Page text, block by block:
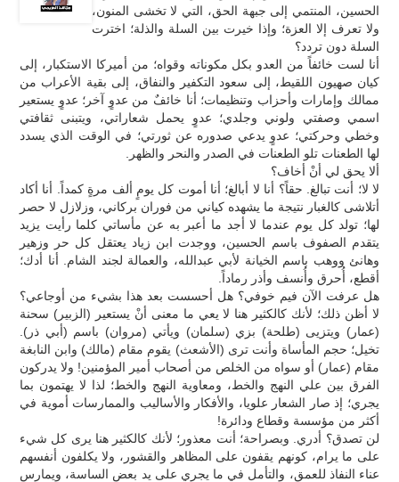
الحسين، المنتمي إلى جبهة الحق، التي لا تخشى المنون،
ولا تعرف إلا العزة؛ وإذا خيرت بين السلة والذلة؛ اخترت
السلة دون تردد؟
أنا لست خائفاً من العدو بكل مكوناته وقواه؛ من أميركا الاستكبار، إلى
كيان صهيون اللقيط، إلى سعود التكفير والنفاق، إلى بقية الأعراب من
ممالك وإمارات وأحزاب وتنظيمات؛ أنا خائفٌ من عدوٍ آخر؛ عدوٍ يستعير
اسمي وصفتي ولوني وجلدي؛ عدوٍ يحمل شعاراتي، ويتبنى ثقافتي
وخطي وحركتي؛ عدوٍ يدعي صدوره عن ثورتي؛ في الوقت الذي يسدد
لها الطعنات تلو الطعنات في الصدر والنحر والظهر.
ألا يحق لي أنْ أخاف؟
لا لا؛ أنت تبالغ. حقاً؟ أنا لا أبالغ؛ أنا أموت كل يومٍ ألف مرةٍ كمداً. أنا أكاد
أتلاشى كالغبار نتيجة ما يشهده كياني من فوران بركاني، وزلازل لا حصر
لها؛ تولد كل يوم عندما لا أجد ما أعبر به عن مأساتي كلما رأيت يزيد
يتقدم الصفوف باسم الحسين، ووجدت ابن زياد يعتقل كل حر وزهير
وهانئ ووهب باسم الخيانة لأبي عبدالله، والعمالة لجند الشام. أنا أدك؛
أقطع، أُحرق وأُنسف وأذر رماداً.
هل عرفت الآن فيم خوفي؟ هل أحسست بعد هذا بشيء من أوجاعي؟
لا أظن ذلك؛ لأنك كالكثير هنا لا يعي ما معنى أنْ يستعير (الزبير) سحنة
(عمار) ويتزيى (طلحة) بزي (سلمان) ويأتي (مروان) باسم (أبي ذر).
تخيل؛ حجم المأساة وأنت ترى (الأشعث) يقوم مقام (مالك) وابن النابغة
مقام (عمار) أو سواه من الخلص من أصحاب أمير المؤمنين! ولا يدركون
الفرق بين علي النهج والخط، ومعاوية النهج والخط؛ لذا لا يهتمون بما
يجري؛ إذ صار الشعار علويا، والأفكار والأساليب والممارسات أموية في
أكثر من مؤسسة وقطاع ودائرة!
لن تصدق؟ أدري. وبصراحة؛ أنت معذور؛ لأنك كالكثير هنا يرى كل شيء
على ما يرام، كونهم يقفون على المظاهر والقشور، ولا يكلفون أنفسهم
عناء النفاذ للعمق، والتأمل في ما يجري على يد بعض الساسة، ويمارس